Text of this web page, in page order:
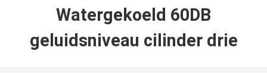
ONS
Watergekoeld 60DB
geluidsniveau cilinder drie